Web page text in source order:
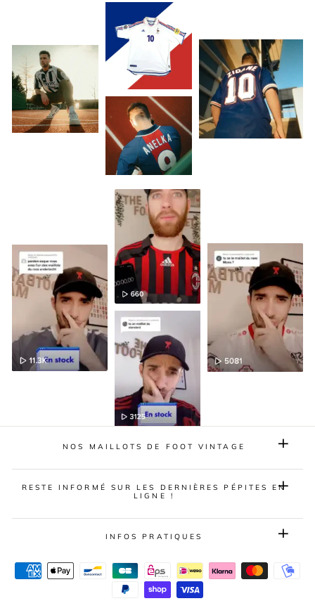
NOS MAILLOTS DE FOOT VINTAGE
RESTE INFORMÉ SUR LES DERNIÈRES PÉPITES EN
LIGNE !
INFOS PRATIQUES